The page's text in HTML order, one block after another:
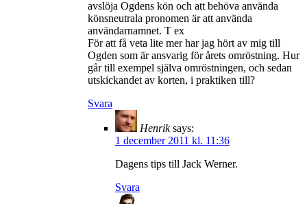
avslöja Ogdens kön och att behöva använda
könsneutrala pronomen är att använda
användarnamnet. T ex
För att få veta lite mer har jag hört av mig till
Ogden som är ansvarig för årets omröstning. Hur
går till exempel själva omröstningen, och sedan
utskickandet av korten, i praktiken till?
Svara
Henrik says:
1 december 2011 kl. 11:36
Dagens tips till Jack Werner.
Svara